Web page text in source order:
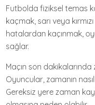
Futbolda fiziksel temas
kaçmak, sarı veya
hatalardan kaçınmak,
sağlar.
Maçın son
Oyuncular, zamanın
Gereksiz yere zaman